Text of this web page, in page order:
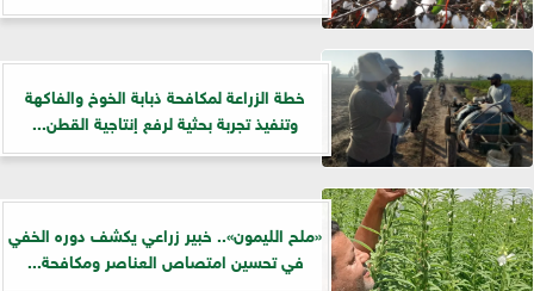
خطة الزراعة لمكافحة ذبابة الخوخ والفاكهة
وتنفيذ تجربة بحثية لرفع إنتاجية القطن...
«ملح الليمون».. خبير زراعي يكشف دوره الخفي
في تحسين امتصاص العناصر ومكافحة...